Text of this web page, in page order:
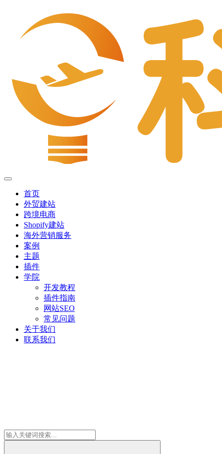
首页
外贸建站
跨境电商
Shopify建站
海外营销服务
案例
主题
插件
学院
开发教程
插件指南
网站SEO
常见问题
关于我们
联系我们